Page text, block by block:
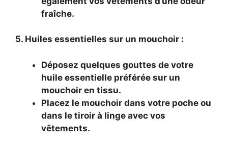
fraîche.
5. Huiles essentielles sur un mouchoir :
Déposez quelques gouttes de votre
huile essentielle préférée sur un
mouchoir en tissu.
Placez le mouchoir dans votre poche ou
dans le tiroir à linge avec vos
vêtements.